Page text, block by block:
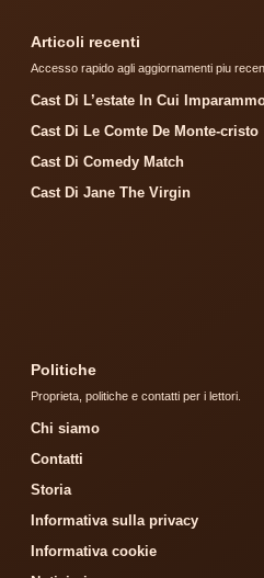
Articoli recenti
Accesso rapido agli aggiornamenti piu
Cast Di L’estate In Cui
Cast Di Le Comte De Monte-cristo
Cast Di Comedy Match
Cast Di Jane The Virgin
Politiche
Proprieta, politiche e contatti per i lettori.
Chi siamo
Contatti
Storia
Informativa sulla privacy
Informativa cookie